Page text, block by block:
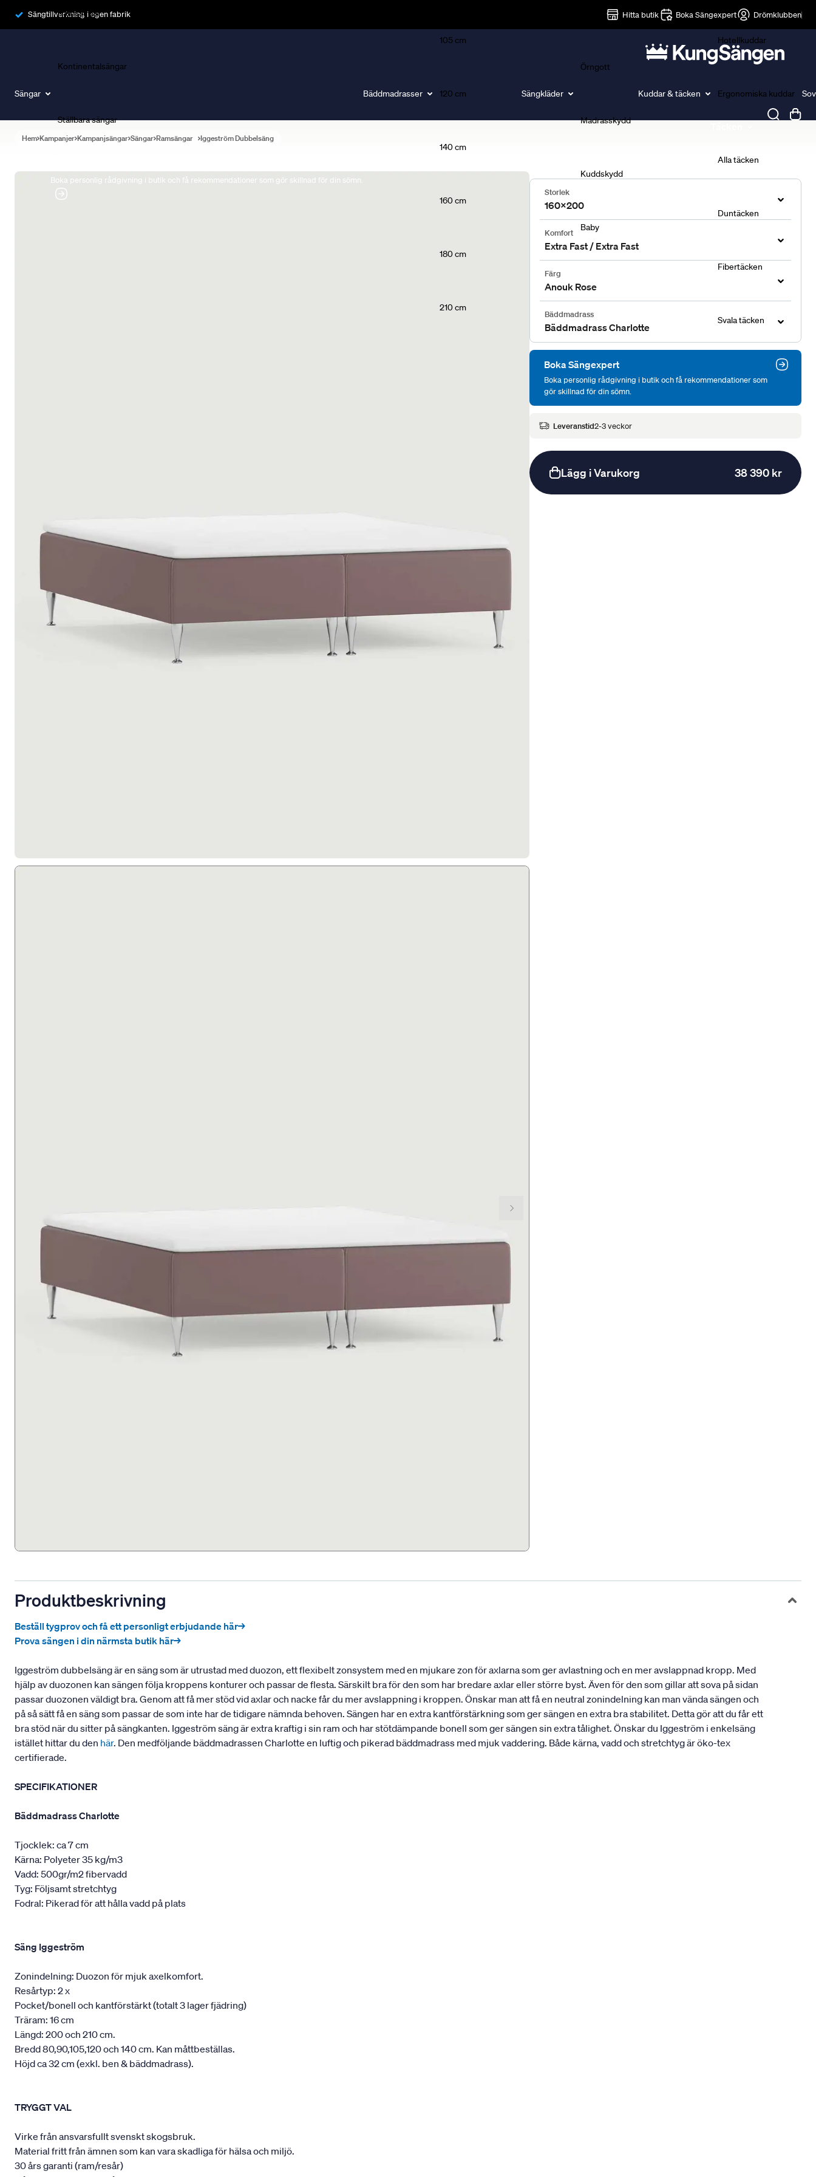
Sängtillverkning i egen fabrik Hitta butik Boka Sängexpert Drömklubben
Sängar
Ramsängar
Kontinentalsängar
Ställbara sängar
Boka personlig rådgivning i butik och få rekommendationer som gör skillnad för din sömn.
Bäddmadrasser
105 cm
120 cm
140 cm
160 cm
180 cm
210 cm
Sängkläder
Örngott
Madrasskydd
Kuddskydd
Baby
Kuddar & täcken
Hotellkuddar
Ergonomiska kuddar
Alla täcken
Duntäcken
Fibertäcken
Svala täcken
Hem Kampanjer Kampanjsängar Sängar Ramsängar Iggeström Dubbelsäng
Storlek
160x200
Komfort
Extra Fast / Extra Fast
Färg
Anouk Rose
Bäddmadrass
Bäddmadrass Charlotte
Boka Sängexpert
Boka personlig rådgivning i butik och få rekommendationer som
gör skillnad för din sömn.
Leveranstid2-3 veckor
Lägg i Varukorg 38 390 kr
Produktbeskrivning
Beställ tygprov och få ett personligt erbjudande här→
Prova sängen i din närmsta butik här→
Iggeström dubbelsäng är en säng som är utrustad med duozon, ett flexibelt zonsystem med en mjukare zon för axlarna som ger avlastning och en mer avslappnad kropp. Med
hjälp av duozonen kan sängen följa kroppens konturer och passar de flesta. Särskilt bra för den som har bredare axlar eller större byst. Även för den som gillar att sova på sidan
passar duozonen väldigt bra. Genom att få mer stöd vid axlar och nacke får du mer avslappning i kroppen. Önskar man att få en neutral zonindelning kan man vända sängen och
på så sätt få en säng som passar de som inte har de tidigare nämnda behoven. Sängen har en extra kantförstärkning som ger sängen en extra bra stabilitet. Detta gör att du får ett
bra stöd när du sitter på sängkanten. Iggeström säng är extra kraftig i sin ram och har stötdämpande bonell som ger sängen sin extra tålighet. Önskar du Iggeström i enkelsäng
istället hittar du den här. Den medföljande bäddmadrassen Charlotte en luftig och pikerad bäddmadrass med mjuk vaddering. Både kärna, vadd och stretchtyg är öko-tex
certifierade.
SPECIFIKATIONER
Bäddmadrass Charlotte
Tjocklek: ca 7 cm
Kärna: Polyeter 35 kg/m3
Vadd: 500gr/m2 fibervadd
Tyg: Följsamt stretchtyg
Fodral: Pikerad för att hålla vadd på plats
Säng Iggeström
Zonindelning: Duozon för mjuk axelkomfort.
Resårtyp: 2 x
Pocket/bonell och kantförstärkt (totalt 3 lager fjädring)
Träram: 16 cm
Längd: 200 och 210 cm.
Bredd 80,90,105,120 och 140 cm. Kan måttbeställas.
Höjd ca 32 cm (exkl. ben & bäddmadrass).
TRYGGT VAL
Virke från ansvarsfullt svenskt skogsbruk.
Material fritt från ämnen som kan vara skadliga för hälsa och miljö.
30 års garanti (ram/resår)